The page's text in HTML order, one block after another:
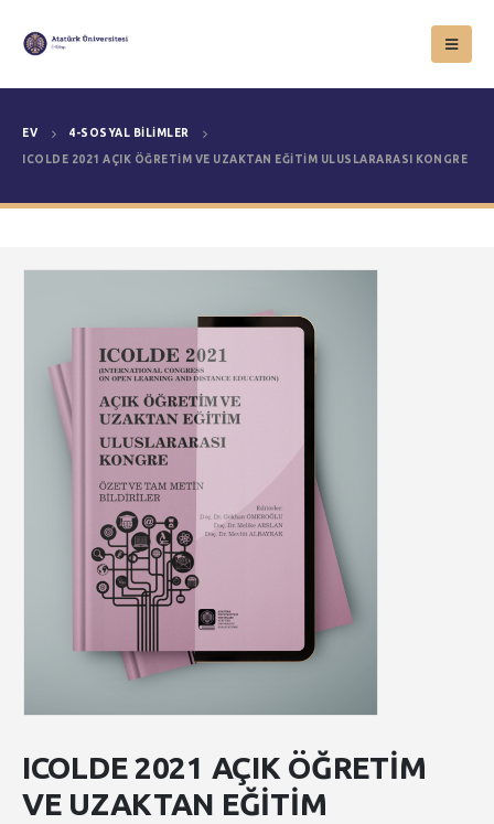
EV 4-SOSYAL BILIMLER
ICOLDE 2021 AÇIK ÖĞRETİM VE UZAKTAN EĞİTİM ULUSLARARASI KONGRE
ICOLDE 2021 AÇIK ÖĞRETİM
VE UZAKTAN EĞİTİM